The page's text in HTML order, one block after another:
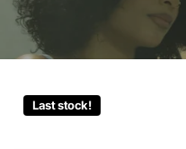
Last stock!